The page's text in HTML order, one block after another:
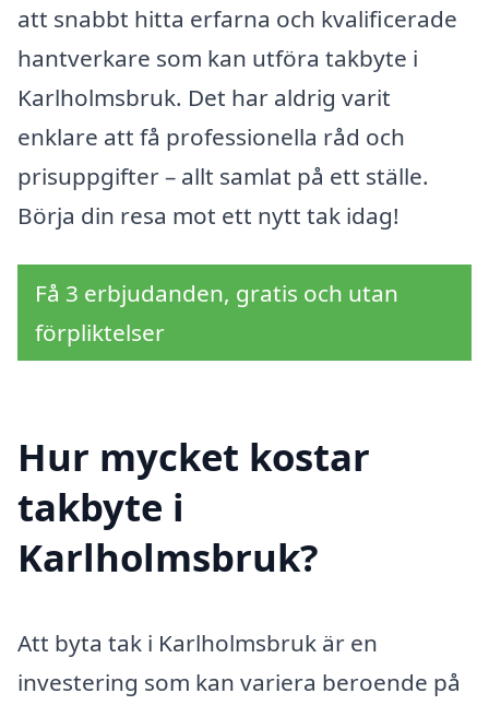
att snabbt hitta erfarna och kvalificerade
hantverkare som kan utföra takbyte i
Karlholmsbruk. Det har aldrig varit
enklare att få professionella råd och
prisuppgifter – allt samlat på ett ställe.
Börja din resa mot ett nytt tak idag!
Få 3 erbjudanden, gratis och utan
förpliktelser
Hur mycket kostar
takbyte i
Karlholmsbruk?
Att byta tak i Karlholmsbruk är en
investering som kan variera beroende på